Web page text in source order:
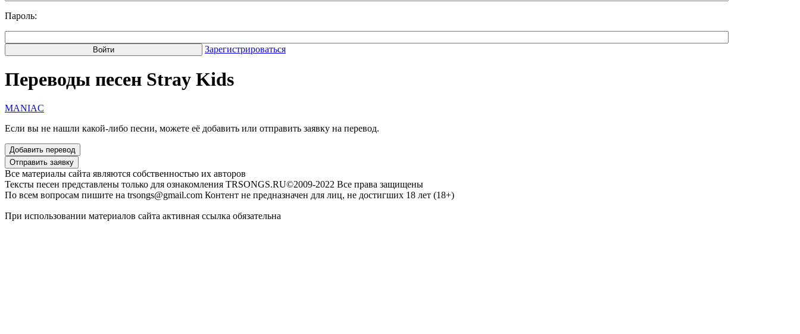
Пароль:
Зарегистрироваться
Переводы песен Stray Kids
MANIAC
Если вы не нашли какой-либо песни, можете её добавить или отправить заявку на перевод.
Все материалы сайта являются собственностью их авторов
Тексты песен представлены только для ознакомления TRSONGS.RU©2009-2022 Все права защищены
По всем вопросам пишите на trsongs@gmail.com Контент не предназначен для лиц, не достигших 18 лет (18+)
При использовании материалов сайта активная ссылка обязательна